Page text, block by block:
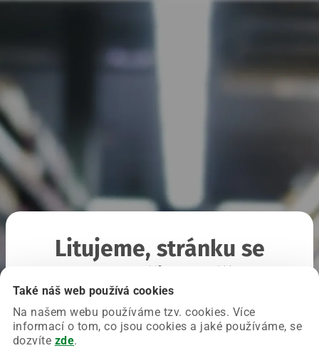
Také náš web používá cookies
Na našem webu používáme tzv. cookies. Více
informací o tom, co jsou cookies a jaké používáme, se
dozvíte zde.
Litujeme, stránku se
Chyba nastala na naší straně a už ji opravujeme.
Zkuste prosím znovu načíst požadovanou stránku.